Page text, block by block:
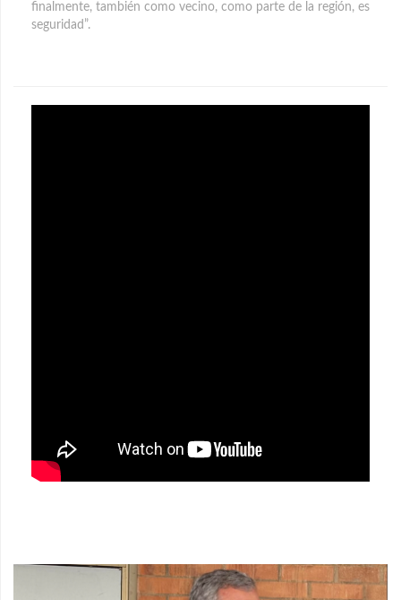
finalmente, también como vecino, como parte de la región, es
seguridad”.